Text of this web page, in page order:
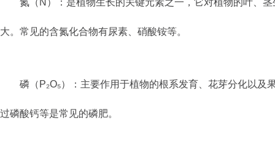
氮（N）：是植物生长的关键元素之一，它对植物的叶、
大。常见的含氮化合物有尿素、硝酸铵等。
磷（P₂O₅）：主要作用于植物的根系发育、花芽分化以
过磷酸钙等是常见的磷肥。